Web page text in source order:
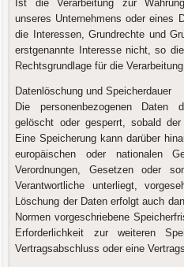
Ist die Verarbeitung zur
unseres Unternehmens oder eines
die Interessen, Grundrechte und
erstgenannte Interesse nicht, so
Rechtsgrundlage für die
Datenlöschung und Speicherdauer
Die personenbezogenen Daten
gelöscht oder gesperrt, sobald
Eine Speicherung kann darüber
europäischen oder nationalen
Verordnungen, Gesetzen oder
Verantwortliche unterliegt,
Löschung der Daten erfolgt auch
Normen vorgeschriebene
Erforderlichkeit zur weiteren
Vertragsabschluss oder eine